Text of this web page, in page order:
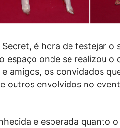
é hora de festejar o
espaço onde se realizou o
amigos, os convidados
outros envolvidos no
e esperada quanto